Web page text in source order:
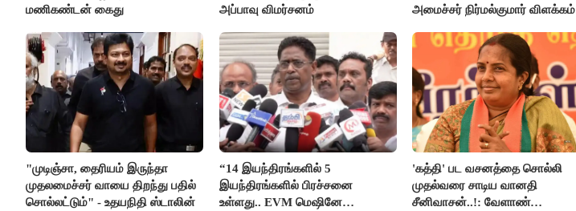
மணிகண்டன் கைது
அப்பாவு விமர்சனம்
அமைச்சர் நிர்மல்குமார் விளக்கம்
"முடிஞ்சா, தைரியம் இருந்தா
முதலமைச்சர் வாயை திறந்து பதில்
சொல்லட்டும்" - உதயநிதி ஸ்டாலின்
“14 இயந்திரங்களில் 5
இயந்திரங்களில் பிரச்சனை
உள்ளது.. EVM மெஷினே
'கத்தி' பட வசனத்தை சொல்லி
முதல்வரை சாடிய வானதி
சீனிவாசன்..!: வேளாண்